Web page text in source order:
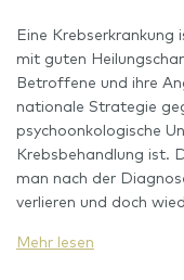
Eine Krebserkrankung
mit guten
Betroffene und ihre
nationale Strategie
psychoonkologische
Krebsbehandlung ist.
man nach der
verlieren und doch
Mehr lesen